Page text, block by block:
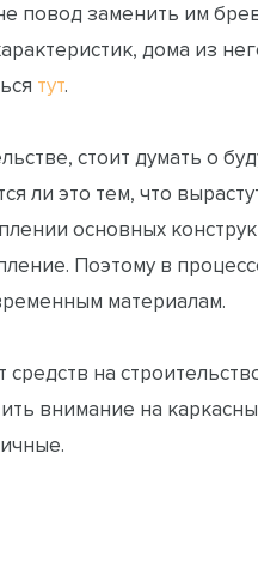
повод заменить им
дома из
тут.
стоит думать о
ли это тем, что
основных
Поэтому в
материалам.
средств на
внимание на